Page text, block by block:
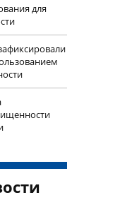
для